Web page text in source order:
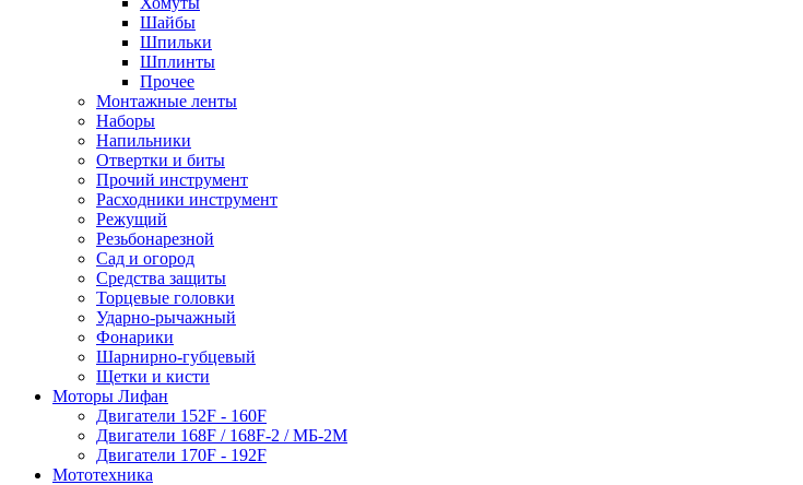
Шайбы
Шпильки
Шплинты
Прочее
Монтажные ленты
Наборы
Напильники
Отвертки и биты
Прочий инструмент
Расходники инструмент
Режущий
Резьбонарезной
Сад и огород
Средства защиты
Торцевые головки
Ударно-рычажный
Фонарики
Шарнирно-губцевый
Щетки и кисти
Моторы Лифан
Двигатели 152F - 160F
Двигатели 168F / 168F-2 / МБ-2М
Двигатели 170F - 192F
Мототехника